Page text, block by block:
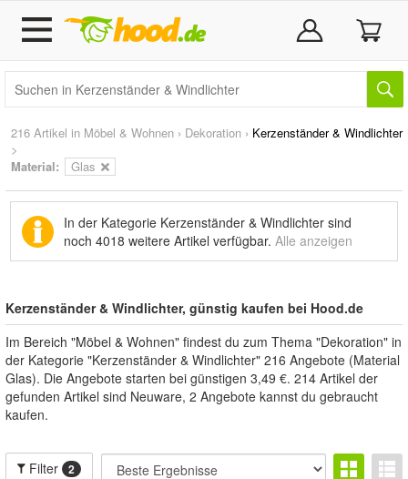
216 Artikel in Möbel & Wohnen › Dekoration › Kerzenständer & Windlichter
>
Material:
Glas
In der Kategorie Kerzenständer & Windlichter sind
noch 4018 weitere Artikel verfügbar. Alle anzeigen
Kerzenständer & Windlichter, günstig kaufen bei Hood.de
Im Bereich "Möbel & Wohnen" findest du zum Thema "Dekoration" in
der Kategorie "Kerzenständer & Windlichter" 216 Angebote (Material
Glas). Die Angebote starten bei günstigen 3,49 €. 214 Artikel der
gefunden Artikel sind Neuware, 2 Angebote kannst du gebraucht
kaufen.
Filter 2